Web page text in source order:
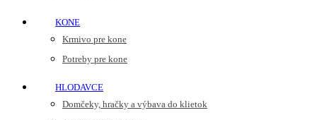
KONE
Krmivo pre kone
Potreby pre kone
HLODAVCE
Domčeky, hračky a výbava do klietok